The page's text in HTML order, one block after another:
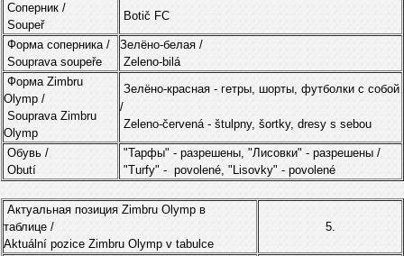
Соперник /
Soupeř
Botič FC
Форма соперника /
Souprava soupeře
Зелёно-белая /
Zeleno-bilá
Форма Zimbru
Olymp /
Souprava Zimbru
Olymp
Зелёно-красная - гетры, шорты, футболки с собой
/
Zeleno-červená - štulpny, šortky, dresy s sebou
Обувь /
Obutí
"Тарфы" - разрешены, "Лисовки" - разрешены /
"Turfy" - povolené, "Lisovky" - povolené
Актуальная позиция Zimbru Olymp в
таблице /
Aktuální pozice Zimbru Olymp v tabulce
5.